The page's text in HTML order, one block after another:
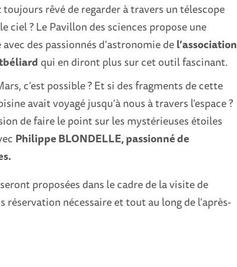
toujours rêvé de regarder à travers un télescope
ciel ? Le Pavillon des sciences propose une
des passionnés d’astronomie del’association
qui en diront plus sur cet outil fascinant.
c’est possible ? Et si des fragments de cette
avait voyagé jusqu’à nous à travers l’espace ?
de faire le point sur les mystérieuses étoiles
Philippe BLONDELLE, passionné de
proposées dans le cadre de la visite de
réservation nécessaire et tout au long de l’après-